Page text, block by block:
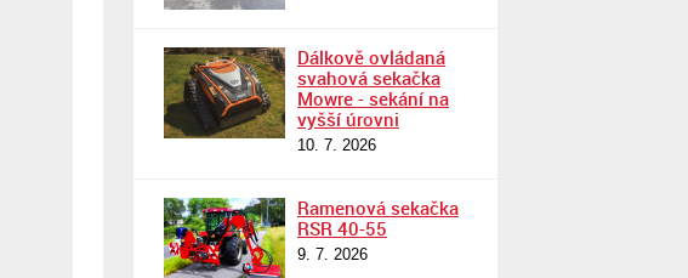
Dálkově ovládaná
svahová sekačka
Mowre - sekání na
vyšší úrovni
10. 7. 2026
Ramenová sekačka
RSR 40-55
9. 7. 2026